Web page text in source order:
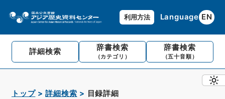
利用方法 Language EN
詳細検索 辞書検索
（カテゴリ）
辞書検索
（五十音順）
トップ 詳細検索 目録詳細